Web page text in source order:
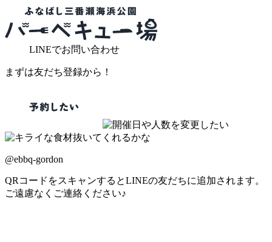
LINEでお問い合わせ
まずは友だち登録から！
@ebbq-gordon
QRコードをスキャンするとLINEの友だちに追加されます。
ご遠慮なくご連絡ください♪